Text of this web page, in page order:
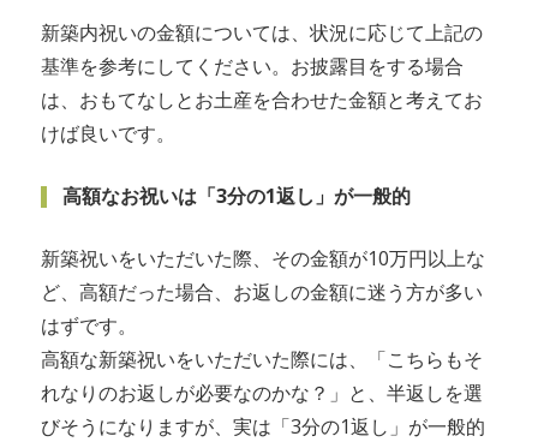
新築内祝いの金額については、状況に応じて上記の
基準を参考にしてください。お披露目をする場合
は、おもてなしとお土産を合わせた金額と考えてお
けば良いです。
高額なお祝いは「3分の1返し」が一般的
新築祝いをいただいた際、その金額が10万円以上な
ど、高額だった場合、お返しの金額に迷う方が多い
はずです。
高額な新築祝いをいただいた際には、「こちらもそ
れなりのお返しが必要なのかな？」と、半返しを選
びそうになりますが、実は「3分の1返し」が一般的